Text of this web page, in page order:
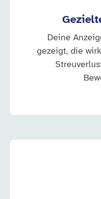
Deine
gezeigt, die